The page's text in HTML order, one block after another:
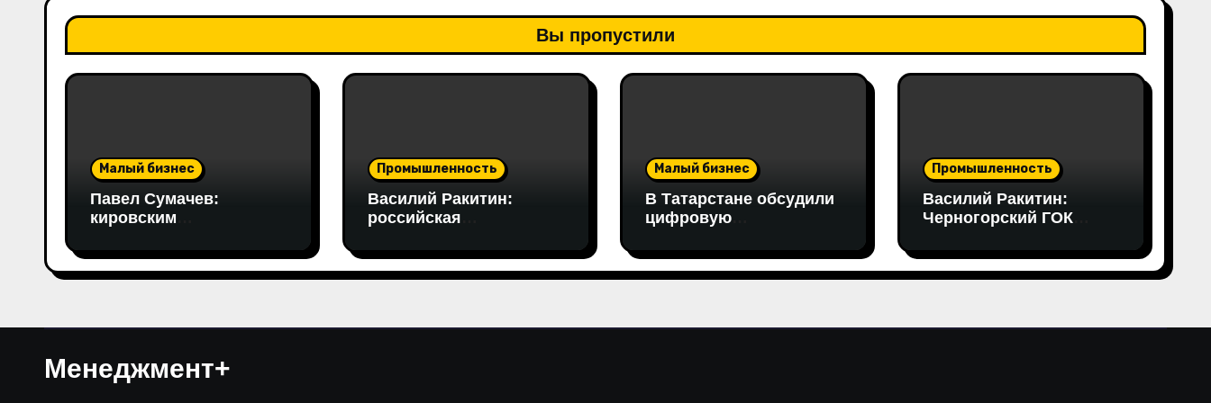
Вы пропустили
Малый бизнес
Павел Сумачев:
кировским
необходимо открывать
путь на федеральный
Промышленность
Василий Ракитин:
российская
отрасль
адаптировалась к
технологической
Малый бизнес
В Татарстане обсудили
цифровую
промышленности: в
работе совещания
Формации» Руслан
Промышленность
Василий Ракитин:
Черногорский ГОК
нового поколения
российских
Менеджмент+